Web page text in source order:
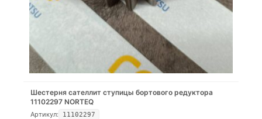
Шестерня сателлит ступицы бортового редуктора
11102297 NORTEQ
Артикул: 11102297